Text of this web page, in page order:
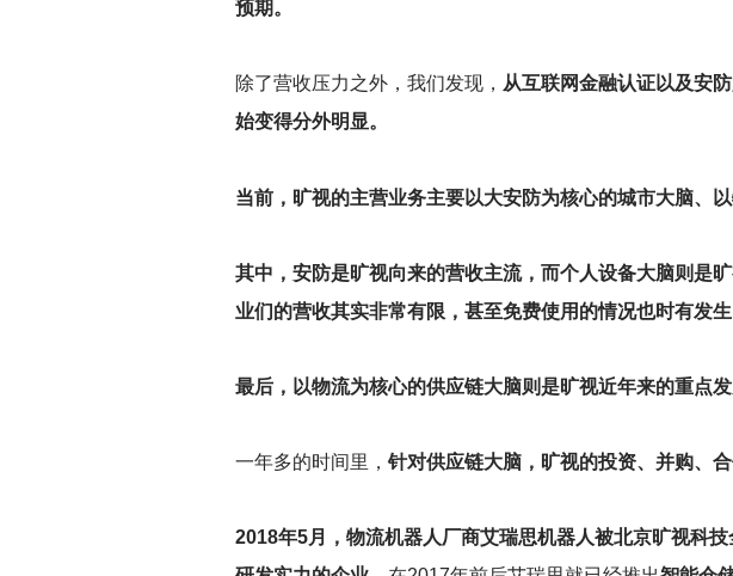
预期。
除了营收压力之外，我们发现， 从互联网金融认证以及安
始变得分外明显。
当前，旷视的主营业务主要以大安防为核心的城市大脑、
其中，安防是旷视向来的营收主流，而个人设备大脑则是旷
业们的营收其实非常有限，甚至免费使用的情况也时有发生
最后，以物流为核心的供应链大脑则是旷视近年来的重点发
一年多的时间里， 针对供应链大脑，旷视的投资、并购、
2018年5月，物流机器人厂商艾瑞思机器人被北京旷视科技